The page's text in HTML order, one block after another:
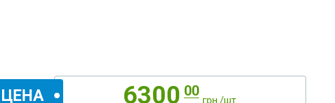
6300 00
грн./шт.
ЦЕНА